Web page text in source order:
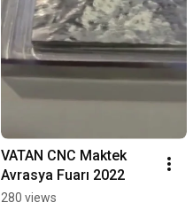
VATAN CNC Maktek
Avrasya Fuarı 2022
280 views